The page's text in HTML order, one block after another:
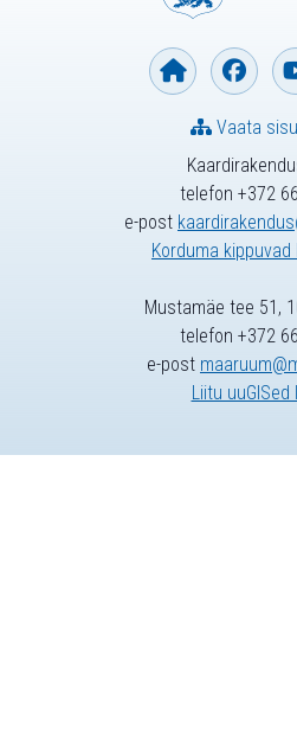
telefon +372
e-post
Korduma
Vaata
Mustamäe tee 51,
telefon +372
e-post
Liitu uuGISed